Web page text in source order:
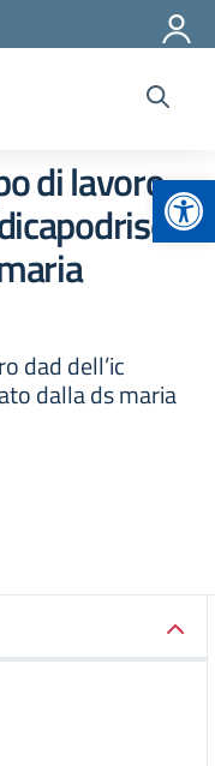
di lavoro
dad dell’ic
dalla ds maria